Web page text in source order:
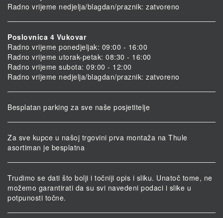
Radno vrijeme nedjelja/blagdan/praznik: zatvoreno
Poslovnica 4 Vukovar
Radno vrijeme ponedjeljak: 09:00 - 16:00
Radno vrijeme utorak-petak: 08:30 - 16:00
Radno vrijeme subota: 09:00 - 12:00
Radno vrijeme nedjelja/blagdan/praznik: zatvoreno
Besplatan parking za sve naše posjetitelje
Za sve kupce u našoj trgovini prva montaža na Thule
asortiman je besplatna
Trudimo se dati što bolji i točniji opis i sliku. Unatoč tome, ne
možemo garantirati da su svi navedeni podaci i slike u
potpunosti točne.